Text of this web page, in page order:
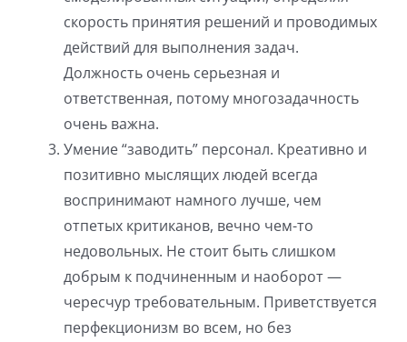
скорость принятия решений и проводимых
действий для выполнения задач.
Должность очень серьезная и
ответственная, потому многозадачность
очень важна.
Умение “заводить” персонал. Креативно и
позитивно мыслящих людей всегда
воспринимают намного лучше, чем
отпетых критиканов, вечно чем-то
недовольных. Не стоит быть слишком
добрым к подчиненным и наоборот —
чересчур требовательным. Приветствуется
перфекционизм во всем, но без